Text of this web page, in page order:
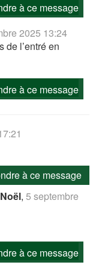
à ce message
2025 13:24
de l’entré en
à ce message
à ce message
,5 septembre
à ce message